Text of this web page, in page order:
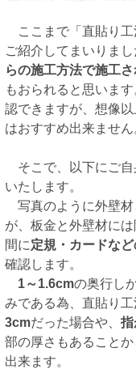
ここまで「直貼り工
ご紹介してまいりまし
らの施工方法で施工
もおられると思いま
認できますが、想像
はおすすめ出来ません
そこで、以下にご自
いたします。
写真のように外壁
が、板金と外壁材に
間に定規・カードな
確認します。
1～1.6cmの奥行し
みである為、直貼り工
3cmだった場合や、 指
部の厚さもあること
出来ます。